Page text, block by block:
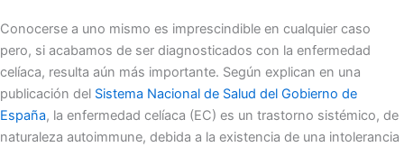
Conocerse a uno mismo es imprescindible en cualquier caso
pero, si acabamos de ser diagnosticados con la enfermedad
celíaca, resulta aún más importante. Según explican en una
publicación del Sistema Nacional de Salud del Gobierno de
España, la enfermedad celíaca (EC) es un trastorno sistémico, de
naturaleza autoimmune, debida a la existencia de una intolerancia